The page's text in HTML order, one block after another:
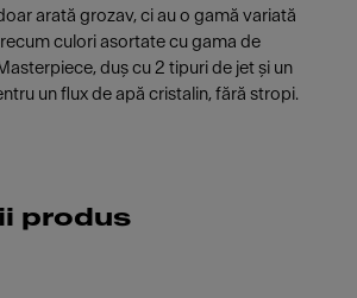
arată grozav, ci au o gamă variată
culori asortate cu gama de
duș cu 2 tipuri de jet și un
un flux de apă cristalin, fără stropi.
produs